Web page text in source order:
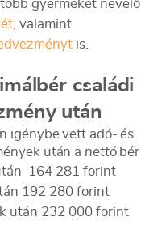
gyermeket
, valamint
is.
családi
után
igénybe vett adó- és
után a nettóbér
164 281 forint
192 280 forint
után 232 000 forint